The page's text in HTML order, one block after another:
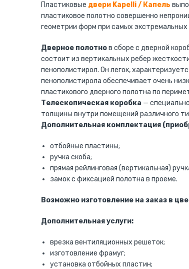
Пластиковые двери Kapelli / Капель
пластиковое полотно совершенно
геометрии форм при самых
Дверное полотнов сборе с дверной
состоит из вертикальных ребер
пенополистирол. Он легок,
пенополистирола обеспечивает очень
пластикового дверного полотна по
Телескопическая коробка —
толщины внутри помещений различного
Дополнительная комплектация
отбойные пластины;
ручка скоба;
прямая рейлинговая (вертикальная)
замок с фиксацией полотна в проеме.
Возможно изготовление на заказ в
Дополнительная услуги:
врезка вентиляционных решеток;
изготовление фрамуг;
установка отбойных пластин;